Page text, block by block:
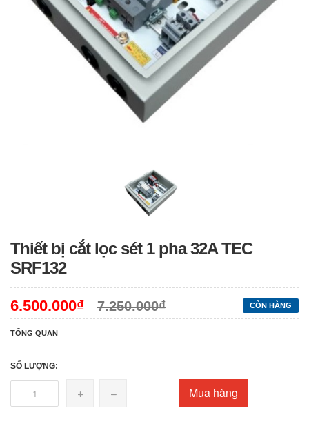
Thiết bị cắt lọc sét 1 pha 32A TEC
SRF132
CÒN HÀNG
6.500.000₫ 7.250.000₫
TỔNG QUAN
SỐ LƯỢNG:
Mua hàng